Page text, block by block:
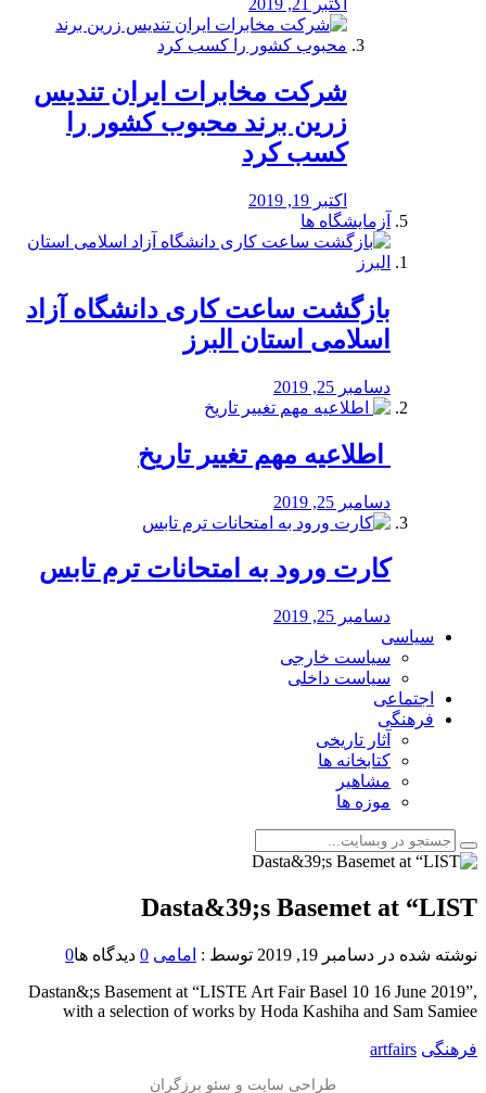
اکتبر 21, 2019
شرکت مخابرات ایران تندیس
زرین برند محبوب کشور را
کسب کرد
اکتبر 19, 2019
آزمایشگاه ها
بازگشت ساعت کاری دانشگاه آزاد
اسلامی استان البرز
دسامبر 25, 2019
️ اطلاعیه مهم تغییر تاریخ
دسامبر 25, 2019
کارت ورود به امتحانات ترم تابس
دسامبر 25, 2019
سیاسی
سیاست خارجی
سیاست داخلی
اجتماعی
فرهنگی
آثار تاریخی
کتابخانه ها
مشاهیر
موزه ها
Dasta&39;s Basemet at “LIST
نوشته شده در دسامبر 19, 2019 توسط : امامی 0 دیدگاه ها0
Dastan&;s Basement at “LISTE Art Fair Basel 10 16 June 2019”,
with a selection of works by Hoda Kashiha and Sam Samiee
فرهنگی artfairs